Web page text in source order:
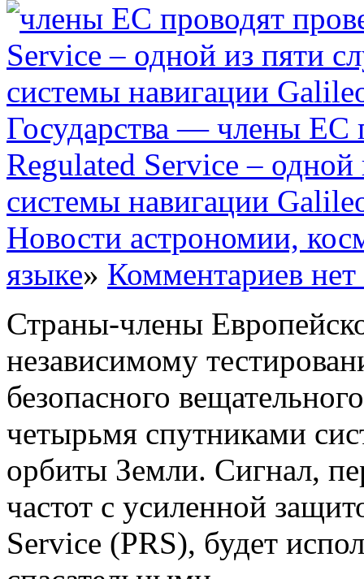
Государства — члены ЕС
Regulated Service –
системы навигации
Новости астрономии,
языке» Комментариев нет
Страны-члены
независимому
безопасного
четырьмя спутниками
орбиты Земли. Сигнал,
частот с усиленной
Service (PRS), будет